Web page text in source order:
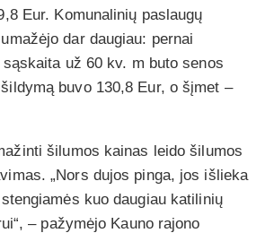
Eur. Komunalinių paslaugų
dar daugiau: pernai
už 60 kv. m buto senos
buvo 130,8 Eur, o šįmet –
šilumos kainas leido šilumos
„Nors dujos pinga, jos išlieka
kuo daugiau katilinių
– pažymėjo Kauno rajono